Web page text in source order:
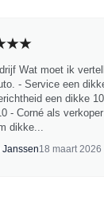
Wat moet ik
- Service een
een dikke
- Corné als
dikke...
Janssen18 maart 2026